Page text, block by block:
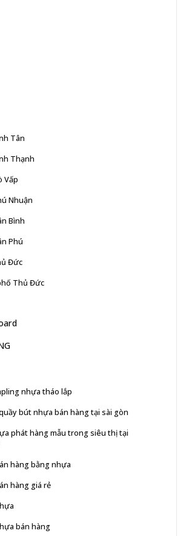
Tân
Thạnh
Vấp
Nhuận
Bình
Phú
Đức
Thủ Đức
nhựa tháo lắp
bút nhựa bán hàng tại sài gòn
phát hàng mẫu trong siêu thị tại
hàng bằng nhựa
hàng giá rẻ
bán hàng